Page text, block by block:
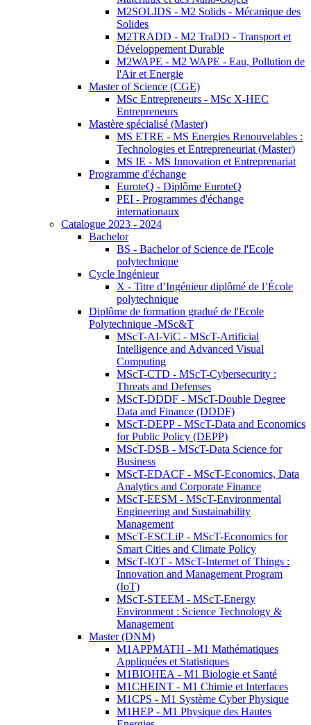
M2SOLIDS - M2 Solids - Mécanique des
Solides
M2TRADD - M2 TraDD - Transport et
Développement Durable
M2WAPE - M2 WAPE - Eau, Pollution de
l'Air et Energie
Master of Science (CGE)
MSc Entrepreneurs - MSc X-HEC
Entrepreneurs
Mastère spécialisé (Master)
MS ETRE - MS Energies Renouvelables :
Technologies et Entrepreneuriat (Master)
MS IE - MS Innovation et Entreprenariat
Programme d'échange
EuroteQ - Diplôme EuroteQ
PEI - Programmes d'échange
internationaux
Catalogue 2023 - 2024
Bachelor
BS - Bachelor of Science de l'Ecole
polytechnique
Cycle Ingénieur
X - Titre d’Ingénieur diplômé de l’École
polytechnique
Diplôme de formation gradué de l'Ecole
Polytechnique -MSc&T
MScT-AI-ViC - MScT-Artificial
Intelligence and Advanced Visual
Computing
MScT-CTD - MScT-Cybersecurity :
Threats and Defenses
MScT-DDDF - MScT-Double Degree
Data and Finance (DDDF)
MScT-DEPP - MScT-Data and Economics
for Public Policy (DEPP)
MScT-DSB - MScT-Data Science for
Business
MScT-EDACF - MScT-Economics, Data
Analytics and Corporate Finance
MScT-EESM - MScT-Environmental
Engineering and Sustainability
Management
MScT-ESCLiP - MScT-Economics for
Smart Cities and Climate Policy
MScT-IOT - MScT-Internet of Things :
Innovation and Management Program
(IoT)
MScT-STEEM - MScT-Energy
Environment : Science Technology &
Management
Master (DNM)
M1APPMATH - M1 Mathématiques
Appliquées et Statistiques
M1BIOHEA - M1 Biologie et Santé
M1CHEINT - M1 Chimie et Interfaces
M1CPS - M1 Système Cyber Physique
M1HEP - M1 Physique des Hautes